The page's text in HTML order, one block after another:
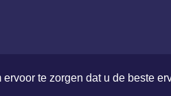
te zorgen dat u de beste
- Alle rechten voorbehouden